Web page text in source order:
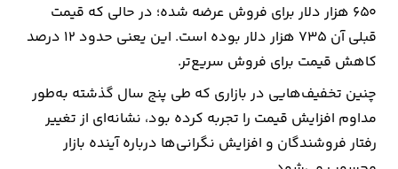
650 هزار دلار برای فروش عرضه شده؛ در حالی که قیمت
قبلی آن 735 هزار دلار بوده است. این یعنی حدود 12 درصد
کاهش قیمت برای فروش سریع‌تر.
چنین تخفیف‌هایی در بازاری که طی پنج سال گذشته به‌طور
مداوم افزایش قیمت را تجربه کرده بود، نشانه‌ای از تغییر
رفتار فروشندگان و افزایش نگرانی‌ها درباره آینده بازار